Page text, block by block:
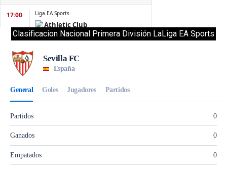
Clasificacion Nacional Primera División LaLiga EA Sports